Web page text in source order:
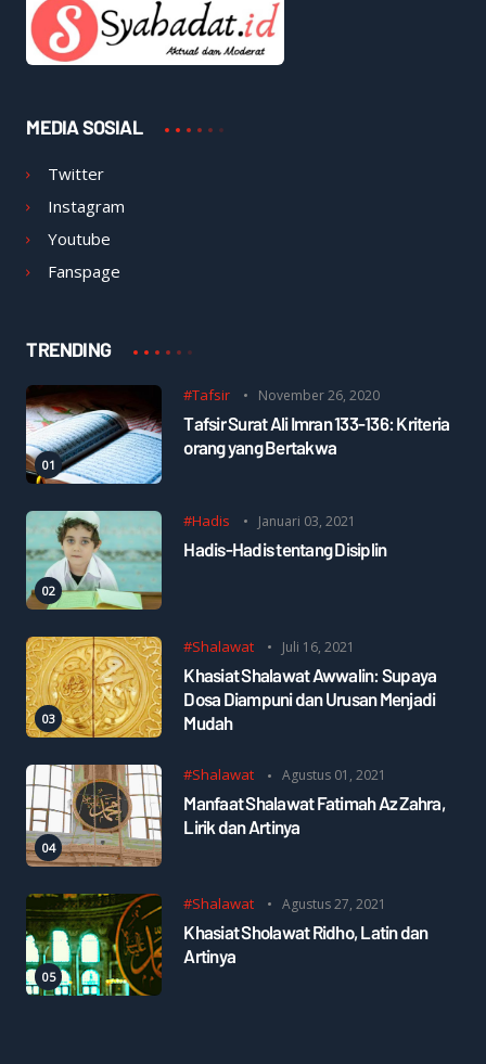
MEDIA SOSIAL
Twitter
Instagram
Youtube
Fanspage
TRENDING
#Tafsir November 26, 2020
Tafsir Surat Ali Imran 133-136: Kriteria
orang yang Bertakwa
#Hadis Januari 03, 2021
Hadis-Hadis tentang Disiplin
#Shalawat Juli 16, 2021
Khasiat Shalawat Awwalin: Supaya
Dosa Diampuni dan Urusan Menjadi
Mudah
#Shalawat Agustus 01, 2021
Manfaat Shalawat Fatimah Az Zahra,
Lirik dan Artinya
#Shalawat Agustus 27, 2021
Khasiat Sholawat Ridho, Latin dan
Artinya